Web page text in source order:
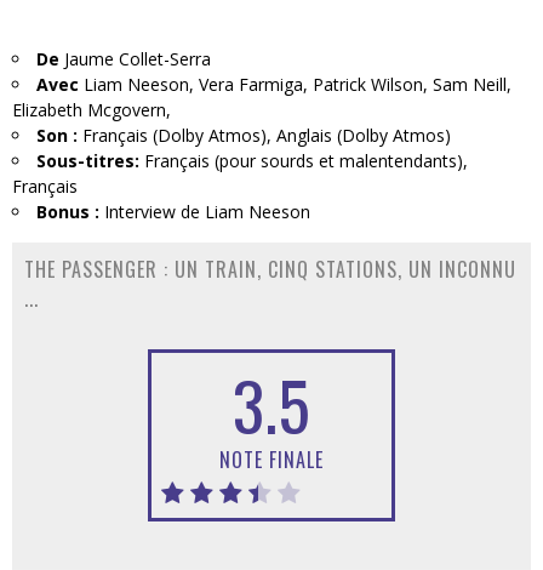
De Jaume Collet-Serra
Avec Liam Neeson, Vera Farmiga, Patrick Wilson, Sam Neill,
Elizabeth Mcgovern,
Son : Français (Dolby Atmos), Anglais (Dolby Atmos)
Sous-titres: Français (pour sourds et malentendants),
Français
Bonus : Interview de Liam Neeson
THE PASSENGER : UN TRAIN, CINQ STATIONS, UN INCONNU
...
3.5
NOTE FINALE